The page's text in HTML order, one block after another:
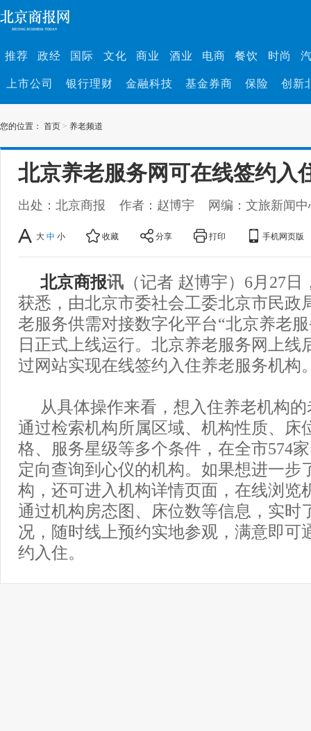
推荐 政经 国际 文化 商业 酒业 电商 餐饮 时尚
上市公司 银行理财 金融科技 基金券商 保险 创新
您的位置： 首页 > 养老频道
北京养老服务网可在线签约入
出处：北京商报 作者：赵博宇 网编：文旅新闻中
大 中 小 收藏 分享 打印 手机网页版
北京商报讯 （记者 赵博宇）6月27
获悉，由北京市委社会工委北京市民政
老服务供需对接数字化平台“北京养老
日正式上线运行。北京养老服务网上线
过网站实现在线签约入住养老服务机构
从具体操作来看，想入住养老机构
通过检索机构所属区域、机构性质、床
格、服务星级等多个条件，在全市574
定向查询到心仪的机构。如果想进一步
构，还可进入机构详情页面，在线浏览
通过机构房态图、床位数等信息，实时
况，随时线上预约实地参观，满意即可
约入住。